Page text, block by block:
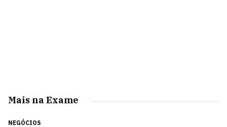
Mais na Exame
NEGÓCIOS